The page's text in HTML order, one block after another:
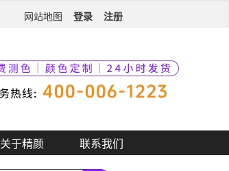
网站地图 登录 注册
关于精颜 联系我们